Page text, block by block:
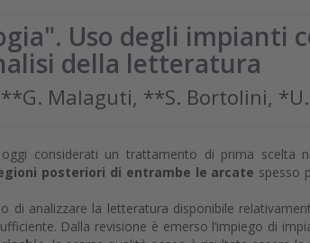
Uso degli impianti
della letteratura
Malaguti, **S. Bortolini,
considerati un trattamento di prima scelta
posteriori di entrambe le arcate spesso
analizzare la letteratura disponibile
Dalla revisione è emerso l’impiego di